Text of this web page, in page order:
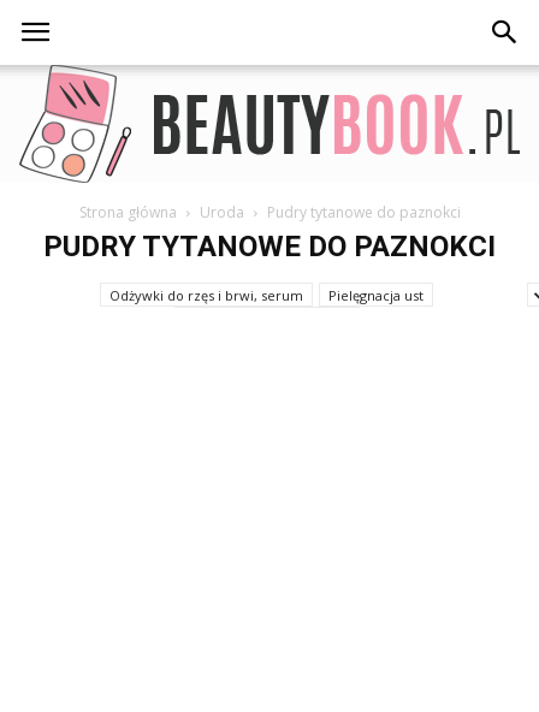
BeautyBook.pl
Strona główna Uroda Pudry tytanowe do paznokci
PUDRY TYTANOWE DO PAZNOKCI
Odżywki do rzęs i brwi, serum
Pielęgnacja ust